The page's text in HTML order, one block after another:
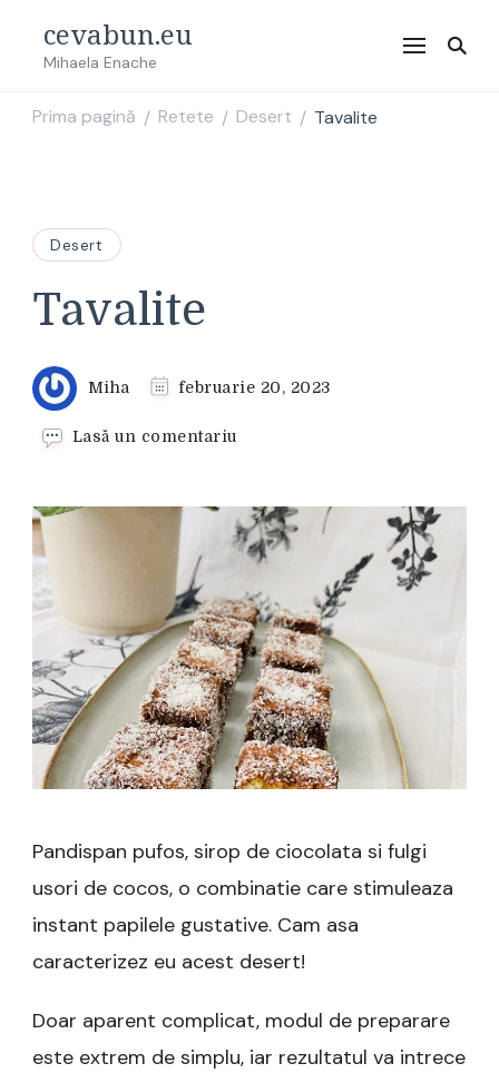
cevabun.eu
Mihaela Enache
Prima pagină / Retete / Desert / Tavalite
Desert
Tavalite
Miha februarie 20, 2023
Lasă un comentariu
Pandispan pufos, sirop de ciocolata si fulgi
usori de cocos, o combinatie care stimuleaza
instant papilele gustative. Cam asa
caracterizez eu acest desert!
Doar aparent complicat, modul de preparare
este extrem de simplu, iar rezultatul va intrece